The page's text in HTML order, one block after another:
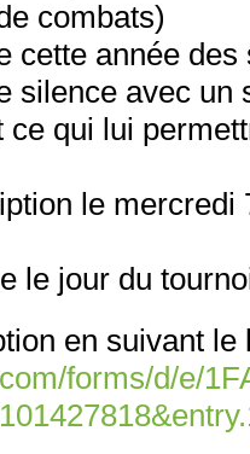
combats)
cette année
silence avec un
ce qui lui
le
le jour du
en suivant
forms/d/e/